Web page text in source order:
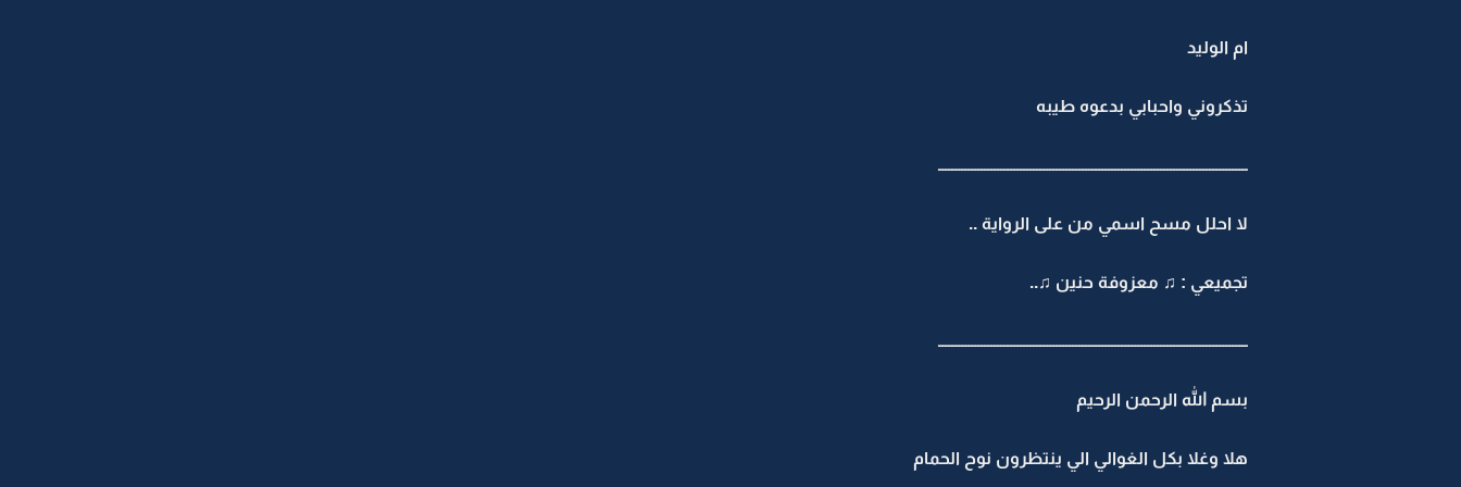
ام الوليد
تذكروني واحبابي بدعوه طيبه
ـــــــــــــــــــــــــــــــــــــــــــــــــــــــــــــــــــــــــــــــــــــــــــــــ
لا احلل مسح اسمي من على الرواية ..
تجميعي : ♫ معزوفة حنين ♫..
ـــــــــــــــــــــــــــــــــــــــــــــــــــــــــــــــــــــــــــــــــــــــــــــــ
بسم الله الرحمن الرحيم
هلا وغلا بكل الغوالي الي ينتظرون نوح الحمام